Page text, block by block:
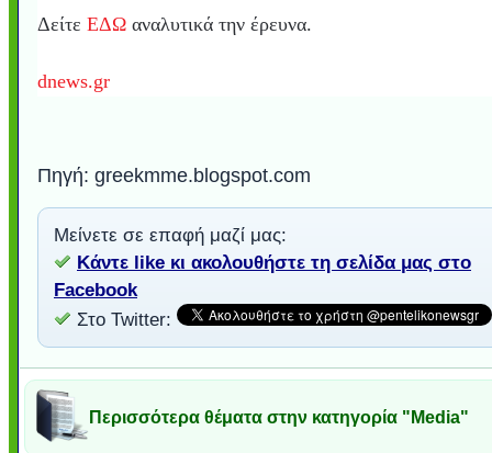
Δείτε ΕΔΩ αναλυτικά την έρευνα.
dnews.gr
Πηγή: greekmme.blogspot.com
Μείνετε σε επαφή μαζί μας:
Κάντε like κι ακολουθήστε τη σελίδα μας στο
Facebook
Στο Twitter:
Περισσότερα θέματα στην κατηγορία "Media"